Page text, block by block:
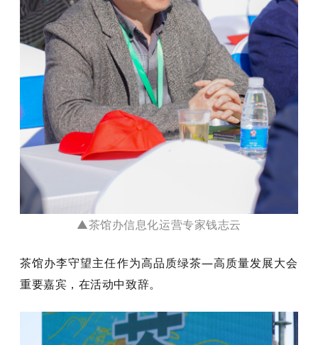
▲茶馆办信息化运营专家钱志云
茶馆办李守望主任作为高品质绿茶—高质量发展大会
重要嘉宾，在活动中致辞。